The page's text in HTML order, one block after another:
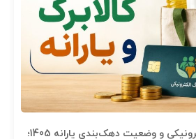
استعلام کالابرگ الکترونیکی و وضعیت دهک‌بندی یارانه 1405؛